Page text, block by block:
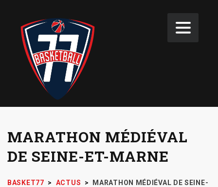
MARATHON MÉDIÉVAL
DE SEINE-ET-MARNE
BASKET77 > ACTUS >
MARATHON MÉDIÉVAL DE SEINE-